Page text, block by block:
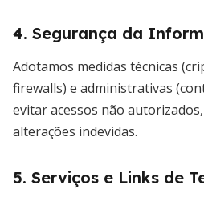
4. Segurança da
Adotamos medidas técnicas
firewalls) e administrativas
evitar acessos não
alterações indevidas.
5. Serviços e Links de